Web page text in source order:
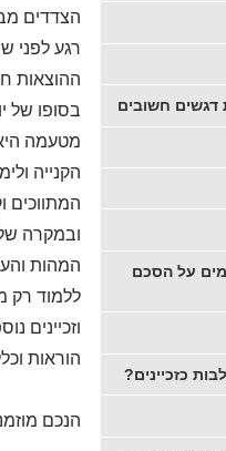
הצדדים
רגע לפני
ההוצאות
בסופו של
מטעמה
הקנייה
המתווכים
ובמקרה
המהות
ללמוד רק
וזכיינים
הוראות
הנכם
דגשים חשובים
על הסכם
כזכיינים?